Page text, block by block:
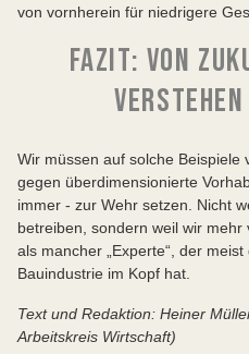
von vornherein für niedrigere
FAZIT: VON
Wir müssen auf solche Beispiele
gegen überdimensionierte
immer - zur Wehr setzen. Nicht
betreiben, sondern weil wir mehr
als mancher „Experte“, der
Bauindustrie im Kopf hat.
Text und Redaktion: Heiner
Arbeitskreis Wirtschaft)